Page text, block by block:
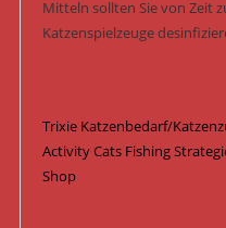
Mitteln sollten Sie von Zeit
Katzenspielzeuge
Trixie Katzenbedarf/
Activity Cats Fishing
Shop